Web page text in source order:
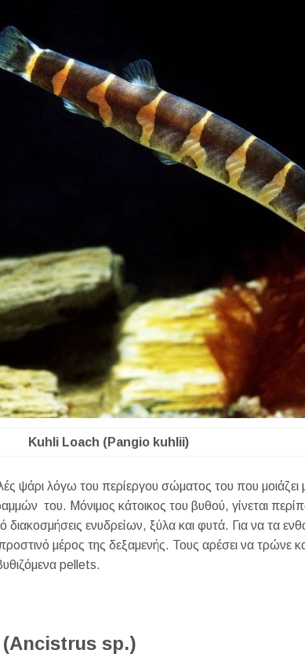
Kuhli Loach (Pangio kuhlii)
ψάρι λόγω του περίεργου σώματος του που
του. Μόνιμος κάτοικος του βυθού, γίνεται
ενυδρείων, ξύλα και φυτά. Για να τα
μέρος της δεξαμενής. Τους αρέσει να τρώνε
pellets.
sp.)